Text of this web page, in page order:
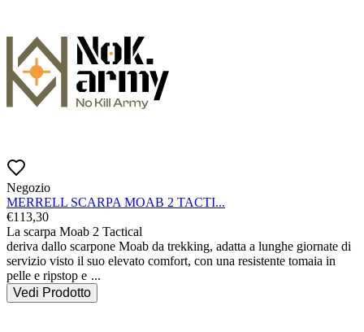
Negozio
MERRELL SCARPA MOAB 2 TACTI...
€113,30
La scarpa Moab 2 Tactical
deriva dallo scarpone Moab da trekking, adatta a lunghe giornate di
servizio visto il suo elevato comfort, con una resistente tomaia in
pelle e ripstop e ...
Vedi Prodotto